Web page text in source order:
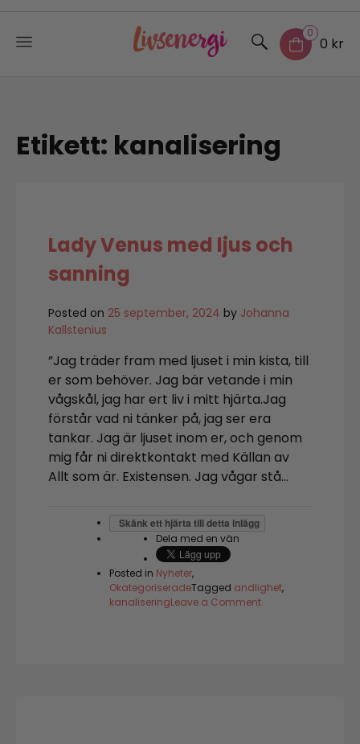
0
0 kr
Etikett: kanalisering
Lady Venus med ljus och
sanning
Posted on 25 september, 2024 by Johanna
Kallstenius
”Jag träder fram med ljuset i min kista, till
er som behöver. Jag bär vetande i min
vågskål, jag har ert liv i mitt hjärta.Jag
förstår vad ni tänker på, jag ser era
tankar. Jag är ljuset inom er, och genom
mig får ni direktkontakt med Källan av
Allt som är. Existensen. Jag vågar stå…
Skänk ett hjärta till detta inlägg
Dela med en vän
Posted in Nyheter,
OkategoriseradeTagged andlighet,
kanaliseringLeave a Commenton